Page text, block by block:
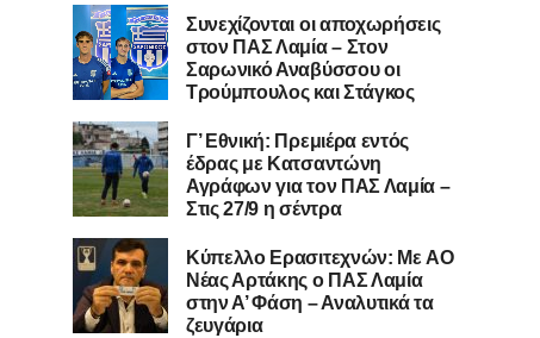
Συνεχίζονται οι αποχωρήσεις
στον ΠΑΣ Λαμία – Στον
Σαρωνικό Αναβύσσου οι
Τρούμπουλος και Στάγκος
Γ’ Εθνική: Πρεμιέρα εντός
έδρας με Κατσαντώνη
Αγράφων για τον ΠΑΣ Λαμία –
Στις 27/9 η σέντρα
Kύπελλο Ερασιτεχνών: Με AO
Nέας Αρτάκης ο ΠΑΣ Λαμία
στην Α’ Φάση – Αναλυτικά τα
ζευγάρια